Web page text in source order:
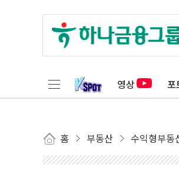
영상 포
홈 부동산 수익형부동